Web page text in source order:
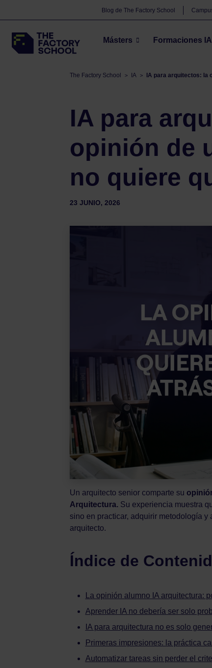
Másters Formaciones IA
Blog de The Factory School
The Factory School > IA > IA para arquitectos: la
IA para
opinión de
no quiere
23 JUNIO, 2026
Un arquitecto senior comparte su
Arquitectura. Su experiencia muestra
sino en practicar, adquirir metodología
arquitecto.
Índice de
La opinión alumno IA arquitectura:
Aprender IA no debería ser solo
IA para arquitectura no es solo
Primeras impresiones: la práctica
Automatizar tareas sin perder el